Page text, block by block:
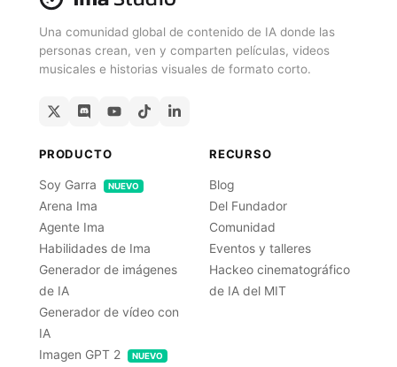
Una comunidad global de contenido de IA donde las
personas crean, ven y comparten películas, videos
musicales e historias visuales de formato corto.
PRODUCTO
Soy Garra NUEVO
Arena Ima
Agente Ima
Habilidades de Ima
Generador de imágenes
de IA
Generador de vídeo con
IA
Imagen GPT 2
NUEVO
RECURSO
Blog
Del Fundador
Comunidad
Eventos y talleres
Hackeo cinematográfico
de IA del MIT